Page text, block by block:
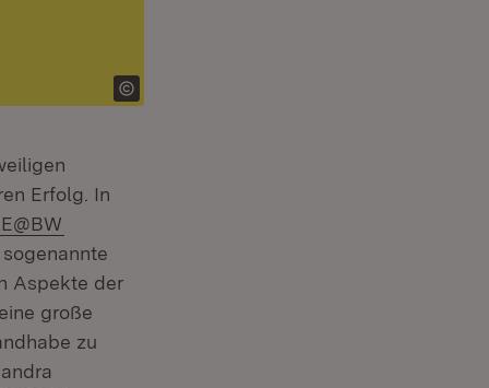
Erfolg. In
Aspekte der
große
zu